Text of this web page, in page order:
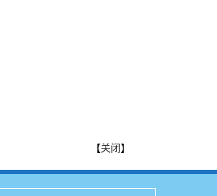
【关闭】